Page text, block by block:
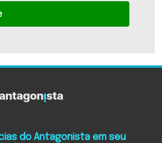
do Antagonista em seu